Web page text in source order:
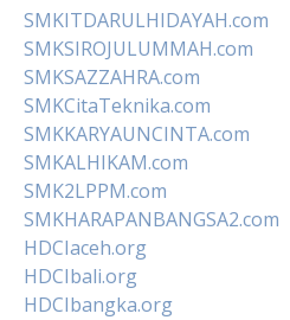
SMKITDARULHIDAYAH.com
SMKSIROJULUMMAH.com
SMKSAZZAHRA.com
SMKCitaTeknika.com
SMKKARYAUNCINTA.com
SMKALHIKAM.com
SMK2LPPM.com
SMKHARAPANBANGSA2.com
HDCIaceh.org
HDCIbali.org
HDCIbangka.org